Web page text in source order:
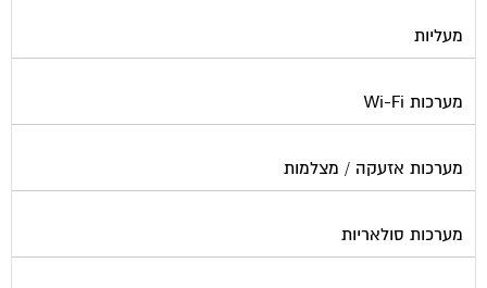
מעליות
מערכות Wi-Fi
מערכות אזעקה / מצלמות
מערכות סולאריות